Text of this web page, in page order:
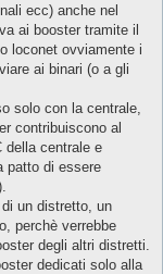
ecc) anche nel
ai booster tramite il
loconet ovviamente i
ai binari (o a gli
solo con la centrale,
contribuiscono al
della centrale e
patto di essere
un distretto, un
perchè verrebbe
degli altri distretti.
dedicati solo alla